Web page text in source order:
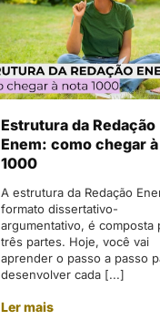
Estrutura da Redação
Enem: como chegar
1000
A estrutura da Redação
formato dissertativo-
argumentativo, é composta
três partes. Hoje, você vai
aprender o passo a passo
desenvolver cada [...]
Ler mais